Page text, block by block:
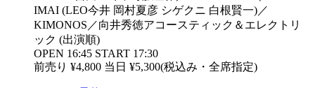
IMAI (LEO今井 岡村夏彦 シゲクニ 白根賢一)／
KIMONOS／向井秀徳アコースティック＆エレクトリ
ック (出演順)
OPEN 16:45 START 17:30
前売り ¥4,800 当日 ¥5,300(税込み・全席指定)